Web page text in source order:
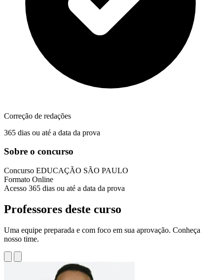
Correção de redações
365 dias ou até a data da prova
Sobre o concurso
Concurso EDUCAÇÃO SÃO PAULO
Formato Online
Acesso 365 dias ou até a data da prova
Professores deste curso
Uma equipe preparada e com foco em sua aprovação. Conheça
nosso time.